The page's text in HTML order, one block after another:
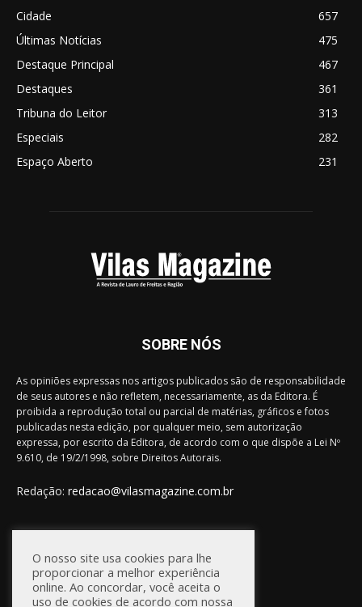
Cidade
657
Últimas Notícias
475
Destaque Principal
467
Destaques
361
Tribuna do Leitor
313
Especiais
282
Espaço Aberto
231
SOBRE NÓS
As opiniões expressas nos artigos publicados são de responsabilidade
de seus autores e não refletem, necessariamente, as da Editora. É
proibida a reprodução total ou parcial de matérias, gráficos e fotos
publicadas nesta edição, por qualquer meio, sem autorização
expressa, por escrito da Editora, de acordo com o que dispõe a Lei Nº
9.610, de 19/2/1998, sobre Direitos Autorais.
Redação: redacao@vilasmagazine.com.br
FIQUE CONECTADO
O nosso site usa cookies para lhe
proporcionar a melhor experiência
online. Ao concordar, você aceita o
uso de cookies de acordo com nossa